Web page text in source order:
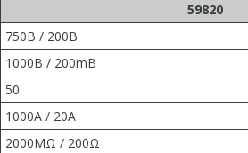
59820
750В / 200В
1000В / 200mВ
50
1000A / 20A
2000MΩ / 200Ω